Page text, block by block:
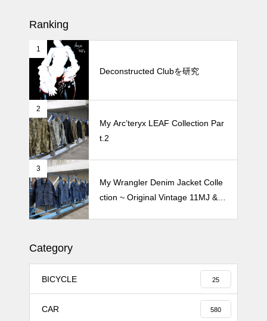
oyamaでメンテナンス 2026
Ranking
1
Deconstructed Clubを研究
2
My Arc’teryx LEAF Collection Par
t.2
3
My Wrangler Denim Jacket Colle
ction ~ Original Vintage 11MJ & 1
Category
BICYCLE 25
CAR 580